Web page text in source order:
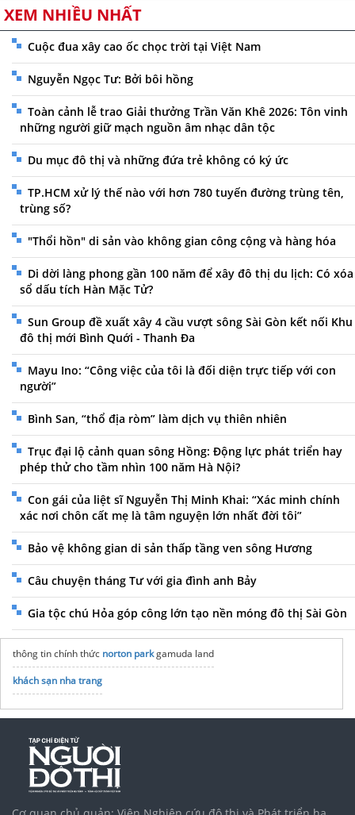
XEM NHIỀU NHẤT
Cuộc đua xây cao ốc chọc trời tại Việt Nam
Nguyễn Ngọc Tư: Bởi bôi hồng
Toàn cảnh lễ trao Giải thưởng Trần Văn Khê 2026: Tôn vinh
những người giữ mạch nguồn âm nhạc dân tộc
Du mục đô thị và những đứa trẻ không có ký ức
TP.HCM xử lý thế nào với hơn 780 tuyến đường trùng tên,
trùng số?
"Thổi hồn" di sản vào không gian công cộng và hàng hóa
Di dời làng phong gần 100 năm để xây đô thị du lịch: Có xóa
sổ dấu tích Hàn Mặc Tử?
Sun Group đề xuất xây 4 cầu vượt sông Sài Gòn kết nối Khu
đô thị mới Bình Quới - Thanh Đa
Mayu Ino: “Công việc của tôi là đối diện trực tiếp với con
người”
Bình San, “thổ địa ròm” làm dịch vụ thiên nhiên
Trục đại lộ cảnh quan sông Hồng: Động lực phát triển hay
phép thử cho tầm nhìn 100 năm Hà Nội?
Con gái của liệt sĩ Nguyễn Thị Minh Khai: “Xác minh chính
xác nơi chôn cất mẹ là tâm nguyện lớn nhất đời tôi”
Bảo vệ không gian di sản thấp tầng ven sông Hương
Câu chuyện tháng Tư với gia đình anh Bảy
Gia tộc chú Hỏa góp công lớn tạo nền móng đô thị Sài Gòn
thông tin chính thức norton parkgamuda land
khách sạn nha trang